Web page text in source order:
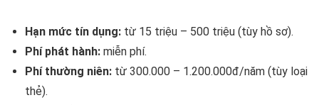
Hạn mức tín dụng: từ 15 triệu – 500 triệu (tùy hồ sơ).
Phí phát hành: miễn phí.
Phí thường niên: từ 300.000 – 1.200.000đ/năm (tùy loại
thẻ).